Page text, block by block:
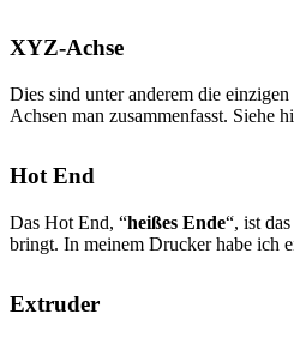
XYZ-Achse
Dies sind unter anderem die
Achsen man zusammenfasst. Siehe
Hot End
Das Hot End, “heißes Ende“, ist
bringt. In meinem Drucker habe ich
Extruder